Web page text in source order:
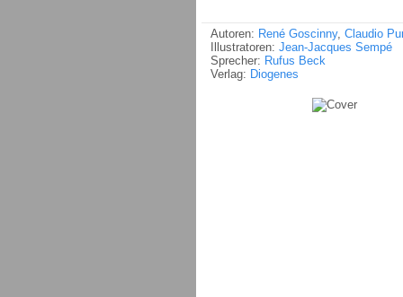
Autoren: René Goscinny, Claudio
Illustratoren: Jean-Jacques Sempé
Sprecher: Rufus Beck
Verlag: Diogenes